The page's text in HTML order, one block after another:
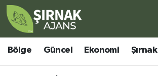
Bölge Güncel Ekonomi Şırnak
Bölge
Güncel
Şırnak Nöbetçi Eczaneler
Şırnak Hava Durumu